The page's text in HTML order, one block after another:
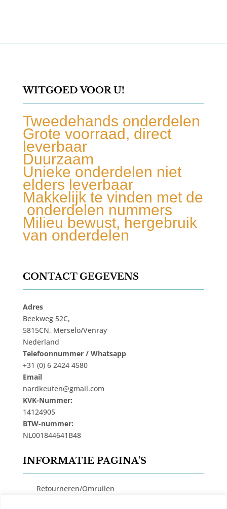
WITGOED VOOR U!
Tweedehands onderdelen
Grote voorraad, direct
leverbaar
Duurzaam
Unieke onderdelen niet
elders leverbaar
Makkelijk te vinden met de
onderdelen nummers
Milieu bewust, hergebruik
van onderdelen
CONTACT GEGEVENS
Adres
Beekweg 52C,
5815CN, Merselo/Venray
Nederland
Telefoonnummer / Whatsapp
+31 (0) 6 2424 4580
Email
nardkeuten@gmail.com
KVK-Nummer:
14124905
BTW-nummer:
NL001844641B48
INFORMATIE PAGINA’S
Retourneren/Omruilen